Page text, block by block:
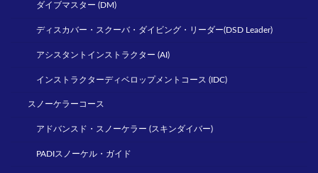
ダイブマスター (DM)
ディスカバー・スクーバ・ダイビング・リーダー(DSD Leader)
アシスタントインストラクター (AI)
インストラクターディベロップメントコース (IDC)
スノーケラーコース
アドバンスド・スノーケラー (スキンダイバー)
PADIスノーケル・ガイド